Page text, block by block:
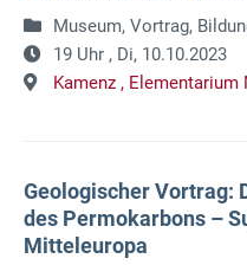
Museum, Vortrag,
19 Uhr , Di, 10.10.2023
Kamenz , Elementarium
Geologischer Vortrag:
des Permokarbons –
Mitteleuropa